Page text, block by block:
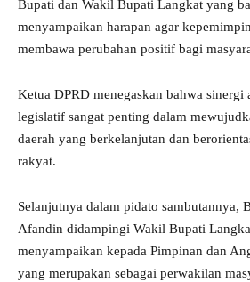
Bupati dan Wakil Bupati Langkat yang
menyampaikan harapan agar
membawa perubahan positif bagi
Ketua DPRD menegaskan bahwa sinergi
legislatif sangat penting dalam
daerah yang berkelanjutan dan
rakyat.
Selanjutnya dalam pidato sambutannya,
Afandin didampingi Wakil Bupati
menyampaikan kepada Pimpinan dan
yang merupakan sebagai perwakilan